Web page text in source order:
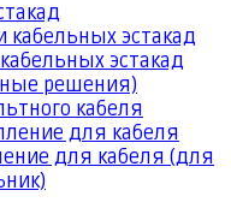
кабельных эстакад
эстакад
решения)
кабеля
для кабеля
для кабеля (для